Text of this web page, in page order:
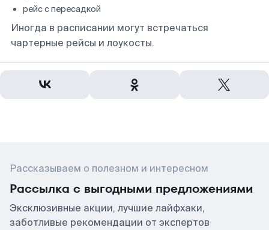
рейс с пересадкой
Иногда в расписании могут встречаться
чартерные рейсы и лоукосты.
Рассказываем о полезном и интересном
Рассылка с выгодными предложениями
Эксклюзивные акции, лучшие лайфхаки,
заботливые рекомендации от экспертов